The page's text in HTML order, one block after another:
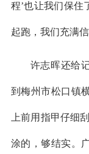
程’也让我们保住
起跑，我们充满
许志晖还给
到梅州市松口镇
上前用指甲仔细
涂的，够结实。